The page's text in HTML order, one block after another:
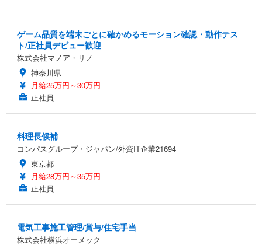
ゲーム品質を端末ごとに確かめるモーション確認・動作テス
ト/正社員デビュー歓迎
株式会社マノア・リノ
神奈川県
月給25万円～30万円
正社員
料理長候補
コンパスグループ・ジャパン/外資IT企業21694
東京都
月給28万円～35万円
正社員
電気工事施工管理/賞与/住宅手当
株式会社横浜オーメック